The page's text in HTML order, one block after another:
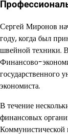
Сергей Миронов
году, когда был
швейной техники.
Финансово-
государственного
экономиста.
В течение
финансовых
Коммунистической